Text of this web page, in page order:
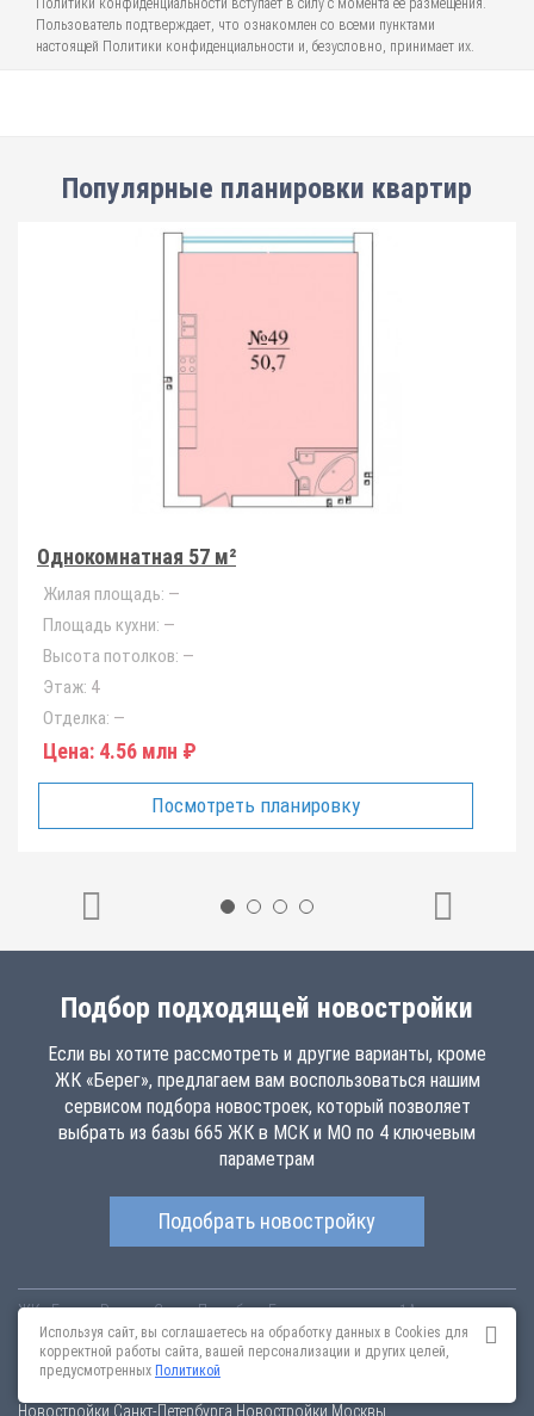
Политики конфиденциальности вступает в силу с момента ее размещения.
Пользователь подтверждает, что ознакомлен со всеми пунктами
настоящей Политики конфиденциальности и, безусловно, принимает их.
Популярные планировки квартир
Однокомнатная 57 м²
Жилая площадь: —
Площадь кухни: —
Высота потолков: —
Этаж: 4
Отделка: —
Цена: 4.56 млн ₽
Посмотреть планировку
Подбор подходящей новостройки
Если вы хотите рассмотреть и другие варианты, кроме
ЖК «Берег», предлагаем вам воспользоваться нашим
сервисом подбора новостроек, который позволяет
выбрать из базы 665 ЖК в МСК и МО по 4 ключевым
параметрам
Подобрать новостройку
ЖК «Берег»РоссияСанкт-ПетербургБереговая улица д.1А
bereg.novopoisk.msk.ru Купить квартиру в новом жилом комплексе
«Берег» от «СЭСМА» в Химкинском районе. Квартиры различных
планировок от 4.56 млн рублей!
Новостройки Санкт-Петербурга Новостройки Москвы
Используя сайт, вы соглашаетесь на обработку данных в Cookies для
корректной работы сайта, вашей персонализации и других целей,
предусмотренных Политикой